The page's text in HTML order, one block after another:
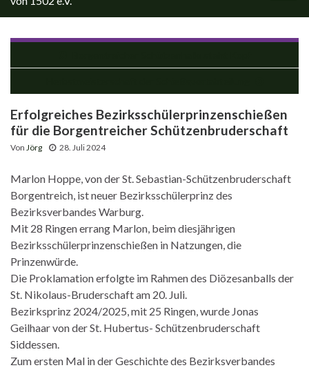
Erfolgreiches Bezirksschülerprinzenschießen
für die Borgentreicher Schützenbruderschaft
Von Jörg 28. Juli 2024
Marlon Hoppe, von der St. Sebastian-Schützenbruderschaft
Borgentreich, ist neuer Bezirksschülerprinz des
Bezirksverbandes Warburg.
Mit 28 Ringen errang Marlon, beim diesjährigen
Bezirksschülerprinzenschießen in Natzungen, die
Prinzenwürde.
Die Proklamation erfolgte im Rahmen des Diözesanballs der
St. Nikolaus-Bruderschaft am 20. Juli.
Bezirksprinz 2024/2025, mit 25 Ringen, wurde Jonas
Geilhaar von der St. Hubertus- Schützenbruderschaft
Siddessen.
Zum ersten Mal in der Geschichte des Bezirksverbandes